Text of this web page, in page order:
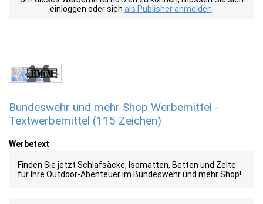
einloggen oder sich als Publisher anmelden
Bundeswehr und mehr Shop Werbemittel -
Textwerbemittel (115 Zeichen)
Werbetext
Finden Sie jetzt Schlafsäcke, Isomatten, Betten und Zelte
für Ihre Outdoor-Abenteuer im Bundeswehr und mehr Shop!